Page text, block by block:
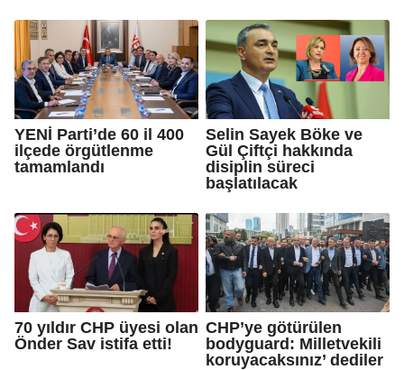
YENİ Parti’de 60 il 400
ilçede örgütlenme
tamamlandı
Selin Sayek Böke ve
Gül Çiftçi hakkında
disiplin süreci
başlatılacak
70 yıldır CHP üyesi olan
Önder Sav istifa etti!
CHP’ye götürülen
bodyguard: Milletvekili
koruyacaksınız’ dediler